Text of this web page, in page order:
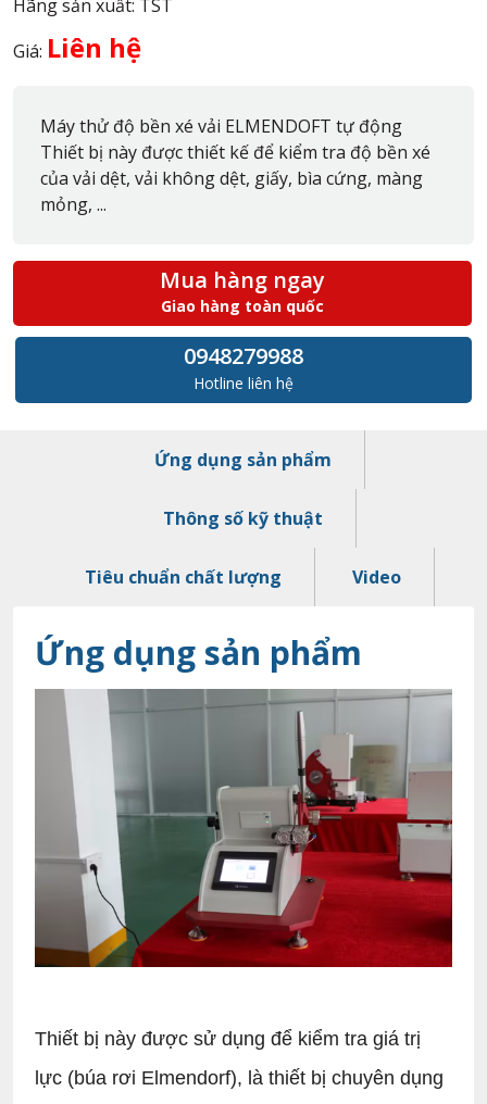
Hãng sản xuất: TST
Giá: Liên hệ
Máy thử độ bền xé vải ELMENDOFT tự động
Thiết bị này được thiết kế để kiểm tra độ bền xé
của vải dệt, vải không dệt, giấy, bìa cứng, màng
mỏng, ...
Mua hàng ngay
Giao hàng toàn quốc
0948279988
Hotline liên hệ
Ứng dụng sản phẩm
Thông số kỹ thuật
Tiêu chuẩn chất lượng Video
Ứng dụng sản phẩm
Thiết bị này được sử dụng để kiểm tra giá trị
lực (búa rơi Elmendorf), là thiết bị chuyên dụng